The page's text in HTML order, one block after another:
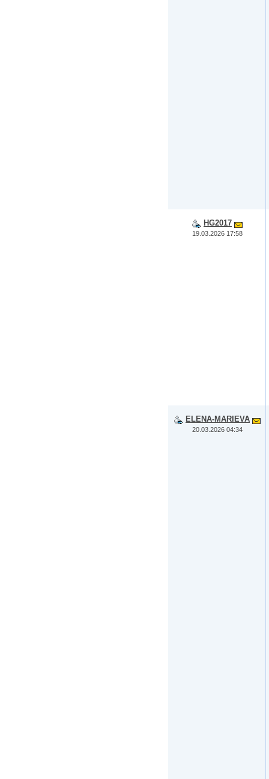
HG2017
19.03.2026 17:58
ELENA-MARIEVA
20.03.2026 04:34